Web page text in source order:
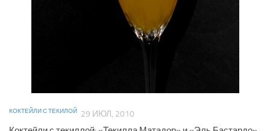
КОКТЕЙЛИ С ТЕКИЛОЙ 29 ИЮЛ, 2010